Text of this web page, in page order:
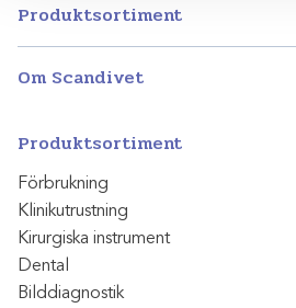
Produktsortiment
Om Scandivet
Produktsortiment
Förbrukning
Klinikutrustning
Kirurgiska instrument
Dental
Bilddiagnostik